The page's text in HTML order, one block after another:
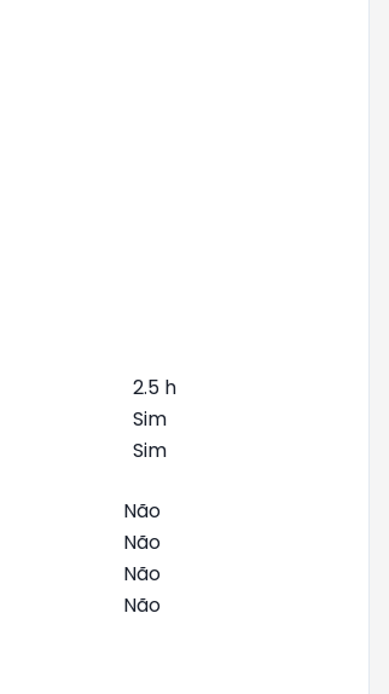
2.5 h
Sim
Sim
Não
Não
Não
Não